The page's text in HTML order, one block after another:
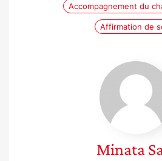
Accompagnement du
Affirmation de
Minata
Sarr
Minata